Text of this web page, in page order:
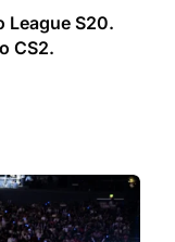
League S20.
CS2.